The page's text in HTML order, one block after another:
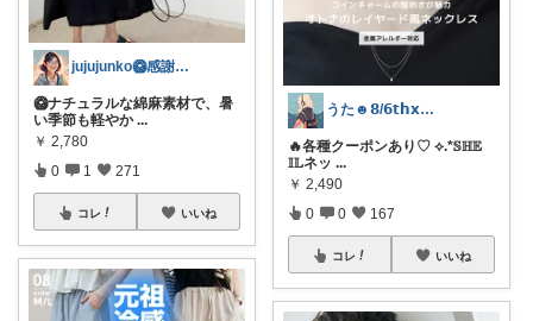
jujujunko🥝感謝です✨️✨️
🥝ナチュラルな綿麻素材で、暑
い季節も軽やか ...
￥ 2,780
0 1 271
コレ いいね
うた☻𝟴/𝟲𝘁𝗵𝘅ᜊ⍤⃝ᜊ
🔥各種クーポンあり♡ ⟡.*𝕊ℍ𝔼
𝕀𝕃ネッ ...
￥ 2,490
0 0 167
コレ いいね